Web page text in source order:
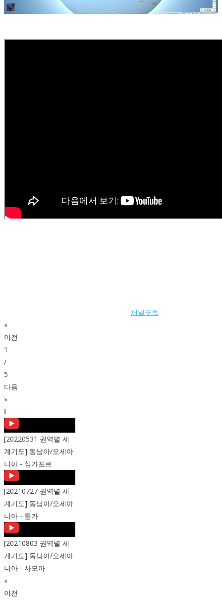
채널구독
«
이전
1
/
5
다음
»
[20220531 권역별 세
계기도] 동남아/오세아
니아 - 싱가포르
[20210727 권역별 세
계기도] 동남아/오세아
니아 - 통가
[20210803 권역별 세
계기도] 동남아/오세아
니아 - 사모아
«
이전